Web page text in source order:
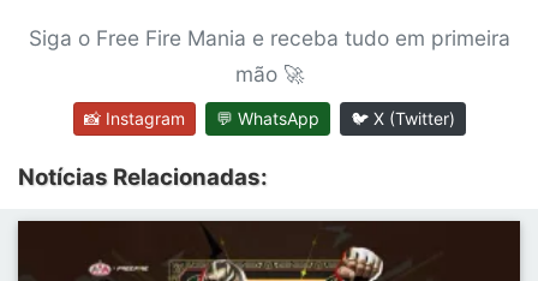
Siga o Free Fire Mania e receba tudo em primeira
mão 🚀
📸 Instagram 💬 WhatsApp 🐦 X (Twitter)
Notícias Relacionadas: